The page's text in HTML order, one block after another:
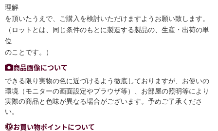
理解
を頂いたうえで、ご購入を検討いただけますようお願い致します。
（ロットとは、同じ条件のもとに製造する製品の、生産・出荷の単
位
のことです。）
商品画像について
できる限り実物の色に近づけるよう徹底しておりますが、お使いの
環境（モニターの画面設定やブラウザ等）、お部屋の照明等により
実際の商品と色味が異なる場合がございます。予めご了承くださ
い。
お買い物ポイントについて